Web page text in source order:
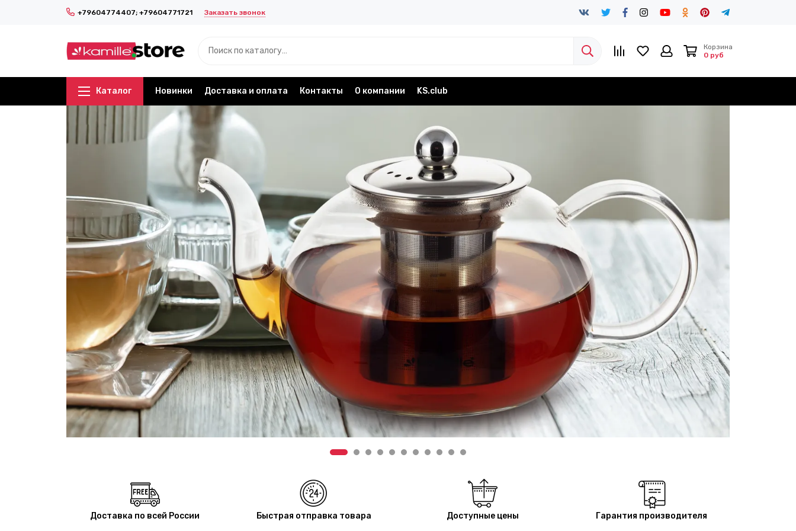
+79604774407; +79604771721 Заказать звонок
Корзина
0 руб
Каталог Новинки Доставка и оплата Контакты О компании KS.club
Доставка по всей России Быстрая отправка товара Доступные цены Гарантия производителя